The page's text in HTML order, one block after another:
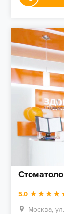
5.0
Москва,